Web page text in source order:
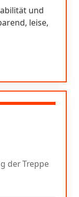
und
leise,
der Treppe